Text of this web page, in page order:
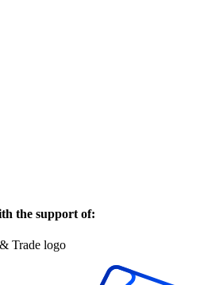
the support of: